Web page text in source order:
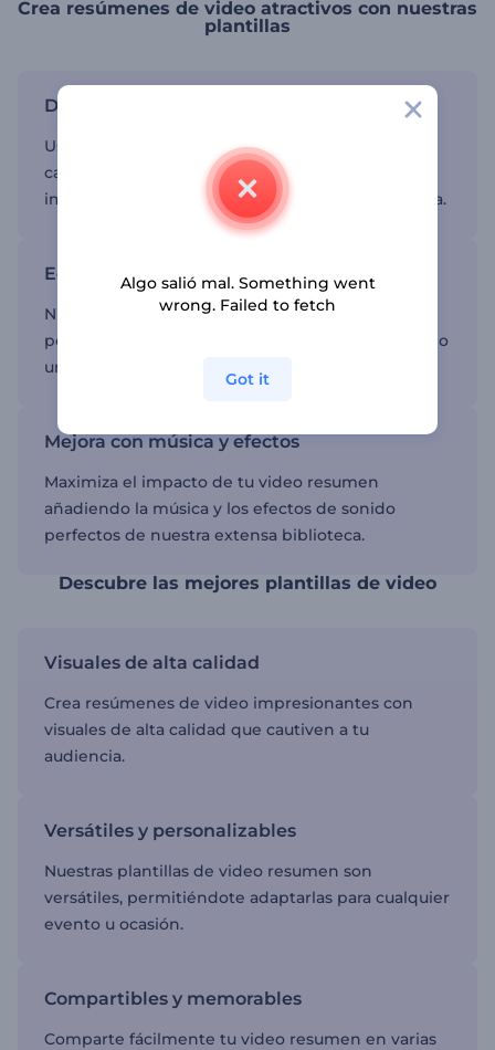
Crea resúmenes de video atractivos con nuestras
plantillas
Destaca tus momentos clave
Usa nuestra plantilla de video resumen para
capturar y compartir los eventos y logros más
importantes de una manera visualmente atractiva.
Edición sin esfuerzo
Nuestro editor fácil de usar te permite
personalizar fácilmente tu video resumen con solo
unos clics, sin necesidad de habilidades técnicas.
Mejora con música y efectos
Maximiza el impacto de tu video resumen
añadiendo la música y los efectos de sonido
perfectos de nuestra extensa biblioteca.
Descubre las mejores plantillas de video
Visuales de alta calidad
Crea resúmenes de video impresionantes con
visuales de alta calidad que cautiven a tu
audiencia.
Versátiles y personalizables
Nuestras plantillas de video resumen son
versátiles, permitiéndote adaptarlas para cualquier
evento u ocasión.
Compartibles y memorables
Comparte fácilmente tu video resumen en varias
Algo salió mal. Something went
wrong. Failed to fetch
Got it